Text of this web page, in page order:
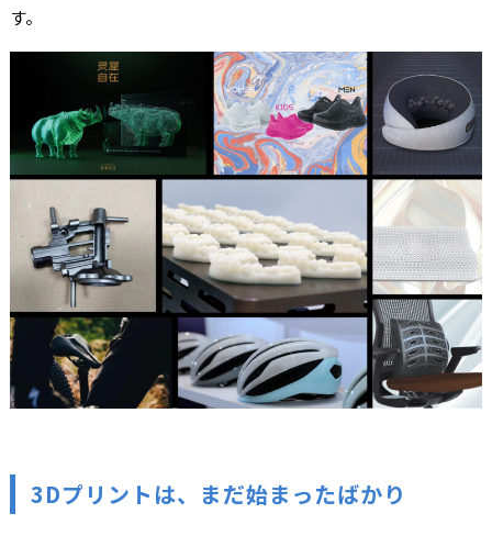
す。
3Dプリントは、まだ始まったばかり